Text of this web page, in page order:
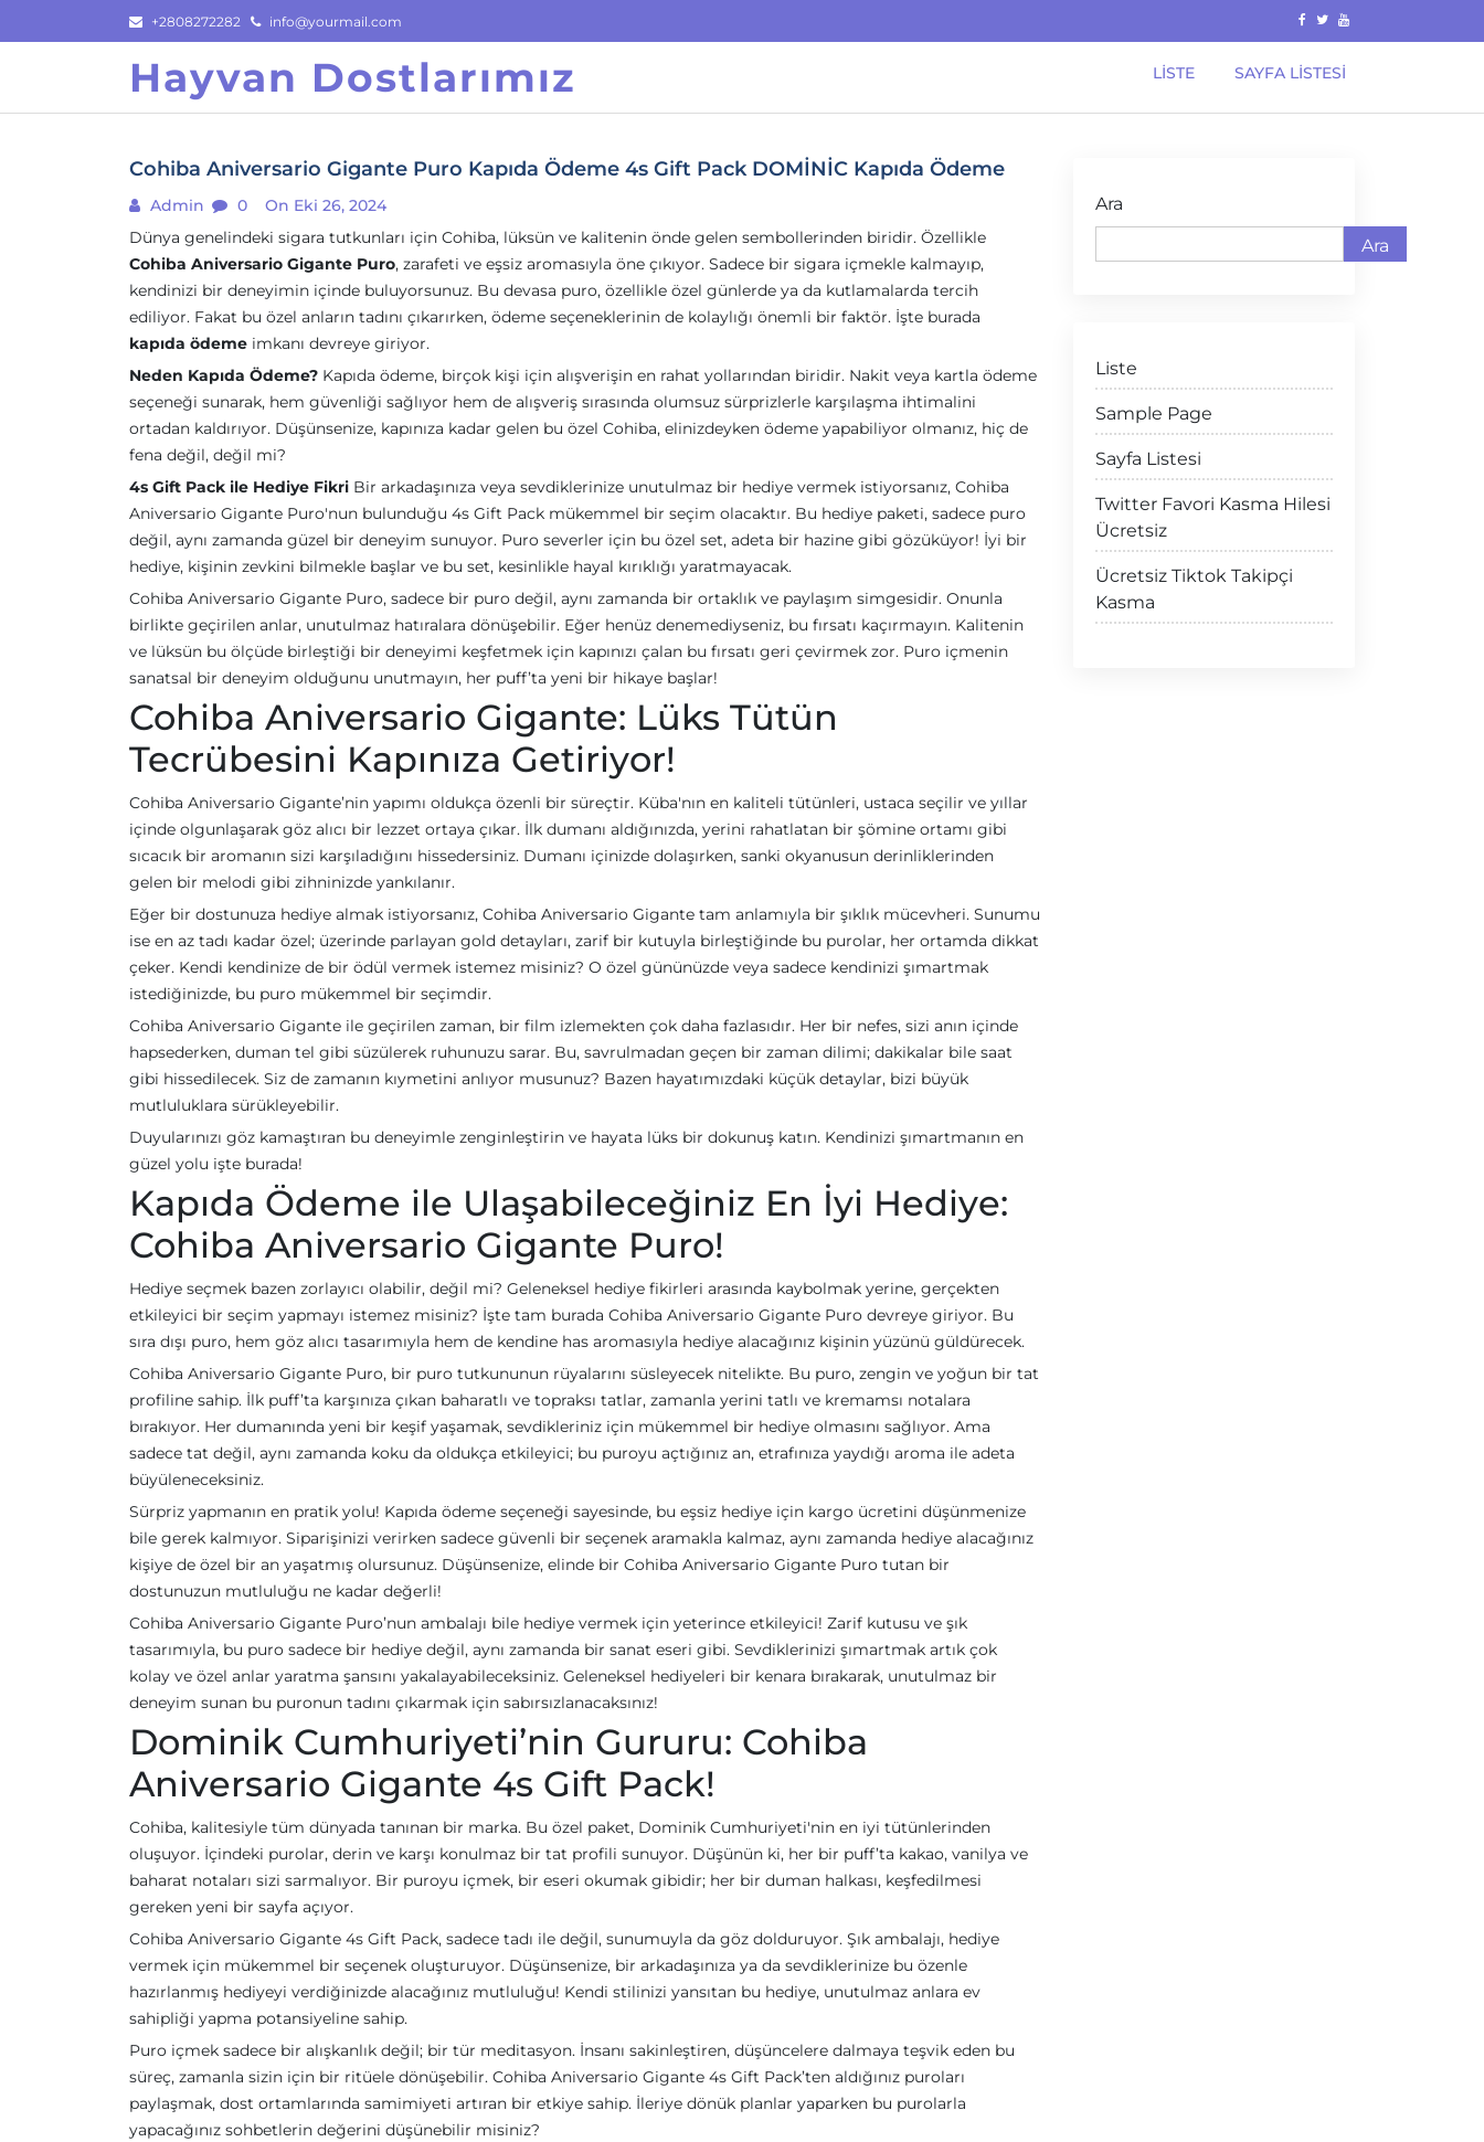
to
+2808272282 info@yourmail.com
Hayvan Dostlarımız LISTE SAYFA LISTESI
Cohiba Aniversario Gigante Puro Kapıda Ödeme 4s Gift Pack DOMİNİC Kapıda Ödeme
Admin 0
On Eki 26, 2024
Dünya genelindeki sigara tutkunları için Cohiba, lüksün ve kalitenin önde gelen sembollerinden biridir. Özellikle
Cohiba Aniversario Gigante Puro, zarafeti ve eşsiz aromasıyla öne çıkıyor. Sadece bir sigara içmekle kalmayıp,
kendinizi bir deneyimin içinde buluyorsunuz. Bu devasa puro, özellikle özel günlerde ya da kutlamalarda tercih
ediliyor. Fakat bu özel anların tadını çıkarırken, ödeme seçeneklerinin de kolaylığı önemli bir faktör. İşte burada
kapıda ödeme imkanı devreye giriyor.
Neden Kapıda Ödeme? Kapıda ödeme, birçok kişi için alışverişin en rahat yollarından biridir. Nakit veya kartla ödeme
seçeneği sunarak, hem güvenliği sağlıyor hem de alışveriş sırasında olumsuz sürprizlerle karşılaşma ihtimalini
ortadan kaldırıyor. Düşünsenize, kapınıza kadar gelen bu özel Cohiba, elinizdeyken ödeme yapabiliyor olmanız, hiç de
fena değil, değil mi?
4s Gift Pack ile Hediye Fikri Bir arkadaşınıza veya sevdiklerinize unutulmaz bir hediye vermek istiyorsanız, Cohiba
Aniversario Gigante Puro'nun bulunduğu 4s Gift Pack mükemmel bir seçim olacaktır. Bu hediye paketi, sadece puro
değil, aynı zamanda güzel bir deneyim sunuyor. Puro severler için bu özel set, adeta bir hazine gibi gözüküyor! İyi bir
hediye, kişinin zevkini bilmekle başlar ve bu set, kesinlikle hayal kırıklığı yaratmayacak.
Cohiba Aniversario Gigante Puro, sadece bir puro değil, aynı zamanda bir ortaklık ve paylaşım simgesidir. Onunla
birlikte geçirilen anlar, unutulmaz hatıralara dönüşebilir. Eğer henüz denemediyseniz, bu fırsatı kaçırmayın. Kalitenin
ve lüksün bu ölçüde birleştiği bir deneyimi keşfetmek için kapınızı çalan bu fırsatı geri çevirmek zor. Puro içmenin
sanatsal bir deneyim olduğunu unutmayın, her puff’ta yeni bir hikaye başlar!
Cohiba Aniversario Gigante: Lüks Tütün
Tecrübesini Kapınıza Getiriyor!
Cohiba Aniversario Gigante’nin yapımı oldukça özenli bir süreçtir. Küba'nın en kaliteli tütünleri, ustaca seçilir ve yıllar
içinde olgunlaşarak göz alıcı bir lezzet ortaya çıkar. İlk dumanı aldığınızda, yerini rahatlatan bir şömine ortamı gibi
sıcacık bir aromanın sizi karşıladığını hissedersiniz. Dumanı içinizde dolaşırken, sanki okyanusun derinliklerinden
gelen bir melodi gibi zihninizde yankılanır.
Eğer bir dostunuza hediye almak istiyorsanız, Cohiba Aniversario Gigante tam anlamıyla bir şıklık mücevheri. Sunumu
ise en az tadı kadar özel; üzerinde parlayan gold detayları, zarif bir kutuyla birleştiğinde bu purolar, her ortamda dikkat
çeker. Kendi kendinize de bir ödül vermek istemez misiniz? O özel gününüzde veya sadece kendinizi şımartmak
istediğinizde, bu puro mükemmel bir seçimdir.
Cohiba Aniversario Gigante ile geçirilen zaman, bir film izlemekten çok daha fazlasıdır. Her bir nefes, sizi anın içinde
hapsederken, duman tel gibi süzülerek ruhunuzu sarar. Bu, savrulmadan geçen bir zaman dilimi; dakikalar bile saat
gibi hissedilecek. Siz de zamanın kıymetini anlıyor musunuz? Bazen hayatımızdaki küçük detaylar, bizi büyük
mutluluklara sürükleyebilir.
Duyularınızı göz kamaştıran bu deneyimle zenginleştirin ve hayata lüks bir dokunuş katın. Kendinizi şımartmanın en
güzel yolu işte burada!
Kapıda Ödeme ile Ulaşabileceğiniz En İyi Hediye:
Cohiba Aniversario Gigante Puro!
Hediye seçmek bazen zorlayıcı olabilir, değil mi? Geleneksel hediye fikirleri arasında kaybolmak yerine, gerçekten
etkileyici bir seçim yapmayı istemez misiniz? İşte tam burada Cohiba Aniversario Gigante Puro devreye giriyor. Bu
sıra dışı puro, hem göz alıcı tasarımıyla hem de kendine has aromasıyla hediye alacağınız kişinin yüzünü güldürecek.
Cohiba Aniversario Gigante Puro, bir puro tutkununun rüyalarını süsleyecek nitelikte. Bu puro, zengin ve yoğun bir tat
profiline sahip. İlk puff’ta karşınıza çıkan baharatlı ve topraksı tatlar, zamanla yerini tatlı ve kremamsı notalara
bırakıyor. Her dumanında yeni bir keşif yaşamak, sevdikleriniz için mükemmel bir hediye olmasını sağlıyor. Ama
sadece tat değil, aynı zamanda koku da oldukça etkileyici; bu puroyu açtığınız an, etrafınıza yaydığı aroma ile adeta
büyüleneceksiniz.
Sürpriz yapmanın en pratik yolu! Kapıda ödeme seçeneği sayesinde, bu eşsiz hediye için kargo ücretini düşünmenize
bile gerek kalmıyor. Siparişinizi verirken sadece güvenli bir seçenek aramakla kalmaz, aynı zamanda hediye alacağınız
kişiye de özel bir an yaşatmış olursunuz. Düşünsenize, elinde bir Cohiba Aniversario Gigante Puro tutan bir
dostunuzun mutluluğu ne kadar değerli!
Cohiba Aniversario Gigante Puro’nun ambalajı bile hediye vermek için yeterince etkileyici! Zarif kutusu ve şık
tasarımıyla, bu puro sadece bir hediye değil, aynı zamanda bir sanat eseri gibi. Sevdiklerinizi şımartmak artık çok
kolay ve özel anlar yaratma şansını yakalayabileceksiniz. Geleneksel hediyeleri bir kenara bırakarak, unutulmaz bir
deneyim sunan bu puronun tadını çıkarmak için sabırsızlanacaksınız!
Dominik Cumhuriyeti’nin Gururu: Cohiba
Aniversario Gigante 4s Gift Pack!
Cohiba, kalitesiyle tüm dünyada tanınan bir marka. Bu özel paket, Dominik Cumhuriyeti'nin en iyi tütünlerinden
oluşuyor. İçindeki purolar, derin ve karşı konulmaz bir tat profili sunuyor. Düşünün ki, her bir puff’ta kakao, vanilya ve
baharat notaları sizi sarmalıyor. Bir puroyu içmek, bir eseri okumak gibidir; her bir duman halkası, keşfedilmesi
gereken yeni bir sayfa açıyor.
Cohiba Aniversario Gigante 4s Gift Pack, sadece tadı ile değil, sunumuyla da göz dolduruyor. Şık ambalajı, hediye
vermek için mükemmel bir seçenek oluşturuyor. Düşünsenize, bir arkadaşınıza ya da sevdiklerinize bu özenle
hazırlanmış hediyeyi verdiğinizde alacağınız mutluluğu! Kendi stilinizi yansıtan bu hediye, unutulmaz anlara ev
sahipliği yapma potansiyeline sahip.
Puro içmek sadece bir alışkanlık değil; bir tür meditasyon. İnsanı sakinleştiren, düşüncelere dalmaya teşvik eden bu
süreç, zamanla sizin için bir ritüele dönüşebilir. Cohiba Aniversario Gigante 4s Gift Pack’ten aldığınız puroları
paylaşmak, dost ortamlarında samimiyeti artıran bir etkiye sahip. İleriye dönük planlar yaparken bu purolarla
yapacağınız sohbetlerin değerini düşünebilir misiniz?
Ara
Ara
Liste
Sample Page
Sayfa Listesi
Twitter Favori Kasma Hilesi
Ücretsiz
Ücretsiz Tiktok Takipçi
Kasma